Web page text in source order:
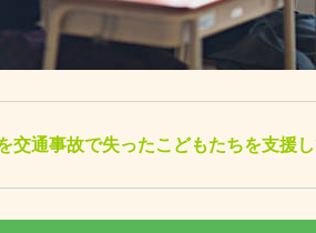
通事故で失ったこどもたちを支援し